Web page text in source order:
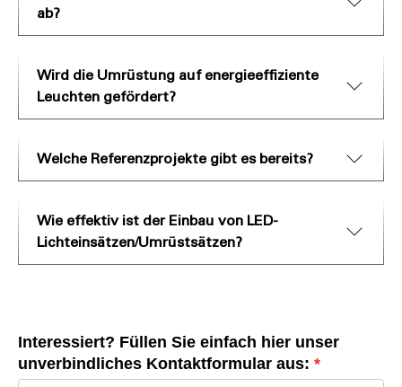
ab?
Wird die Umrüstung auf energieeffiziente
Leuchten gefördert?
Welche Referenzprojekte gibt es bereits?
Wie effektiv ist der Einbau von LED-
Lichteinsätzen/Umrüstsätzen?
Interessiert? Füllen Sie einfach hier unser
unverbindliches Kontaktformular aus: